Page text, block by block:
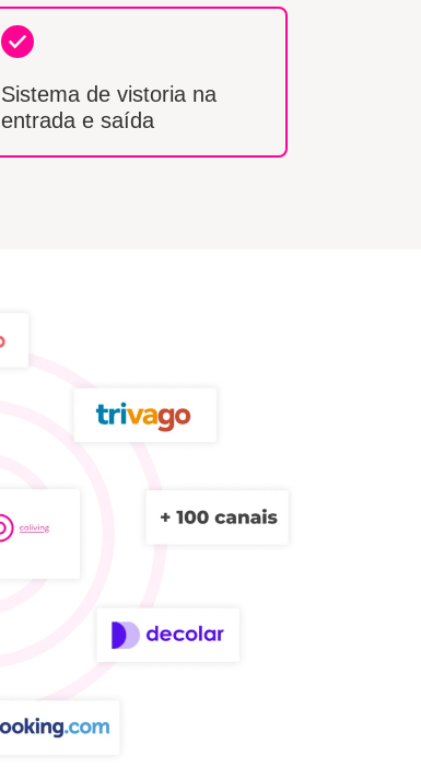
Sistema de vistoria na
entrada e saída